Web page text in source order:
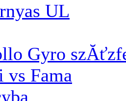
UL
Gyro
vs Fama